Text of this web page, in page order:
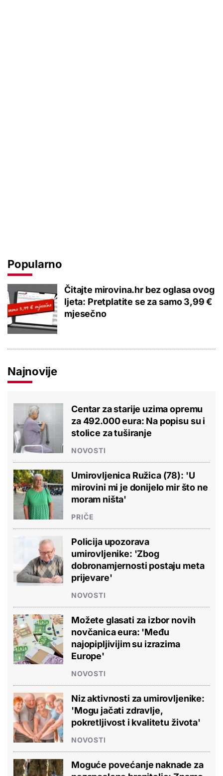
Popularno
Čitajte mirovina.hr bez oglasa ovog
ljeta: Pretplatite se za samo 3,99 €
mjesečno
Najnovije
Centar za starije uzima opremu
za 492.000 eura: Na popisu su i
stolice za tuširanje
NOVOSTI
Umirovljenica Ružica (78): 'U
mirovini mi je donijelo mir što ne
moram ništa'
PRIČE
Policija upozorava
umirovljenike: 'Zbog
dobronamjernosti postaju meta
prijevare'
NOVOSTI
Možete glasati za izbor novih
novčanica eura: 'Među
najopipljivijim su izrazima
Europe'
NOVOSTI
Niz aktivnosti za umirovljenike:
'Mogu jačati zdravlje,
pokretljivost i kvalitetu života'
NOVOSTI
Moguće povećanje naknade za